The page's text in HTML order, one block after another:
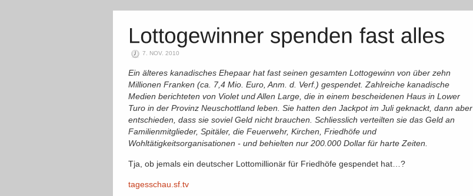
7. NOV. 2010
Ein älteres kanadisches Ehepaar hat fast seinen gesamten Lottogewinn von über zehn
Millionen Franken (ca. 7,4 Mio. Euro, Anm. d. Verf.) gespendet. Zahlreiche kanadische
Medien berichteten von Violet und Allen Large, die in einem bescheidenen Haus in Lower
Turo in der Provinz Neuschottland leben. Sie hatten den Jackpot im Juli geknackt, dann aber
entschieden, dass sie soviel Geld nicht brauchen. Schliesslich verteilten sie das Geld an
Familienmitglieder, Spitäler, die Feuerwehr, Kirchen, Friedhöfe und
Wohltätigkeitsorganisationen - und behielten nur 200.000 Dollar für harte Zeiten.
Tja, ob jemals ein deutscher Lottomillionär für Friedhöfe gespendet hat…?
tagesschau.sf.tv